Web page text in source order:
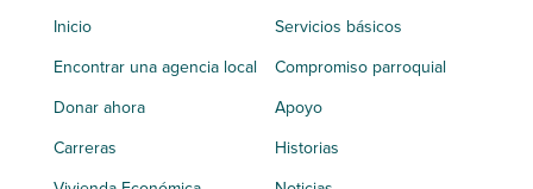
Inicio
Encontrar una agencia local
Donar ahora
Carreras
Servicios básicos
Compromiso parroquial
Apoyo
Historias